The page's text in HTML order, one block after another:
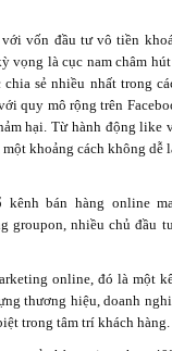
vốn đầu tư vô tiền
vọng là cục nam châm
sẻ nhiều nhất trong
quy mô rộng trên
hại. Từ hành động like
khoảng cách không dễ
bán hàng online
groupon, nhiều chủ đầu
online, đó là một
thương hiệu, doanh
trong tâm trí khách hàng.